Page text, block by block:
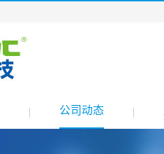
公司动态